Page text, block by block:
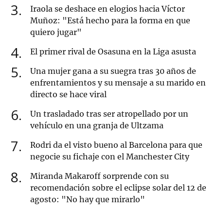
3
Iraola se deshace en elogios hacia Víctor
Muñoz: "Está hecho para la forma en que
quiero jugar"
4 El primer rival de Osasuna en la Liga asusta
5
Una mujer gana a su suegra tras 30 años de
enfrentamientos y su mensaje a su marido en
directo se hace viral
6
Un trasladado tras ser atropellado por un
vehículo en una granja de Ultzama
7
Rodri da el visto bueno al Barcelona para que
negocie su fichaje con el Manchester City
8
Miranda Makaroff sorprende con su
recomendación sobre el eclipse solar del 12 de
agosto: "No hay que mirarlo"